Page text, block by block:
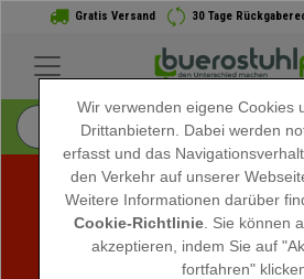
Gratis Versand 30 Tage
Sommerschlussverkauf bei
Rabatte für kurze Zeit -
Wir verwenden eigene Cookies
Drittanbietern. Dabei werden
erfasst und das
den Verkehr auf unserer
Weitere Informationen darüber
Cookie-Richtlinie . Sie können
akzeptieren, indem Sie auf
fortfahren"